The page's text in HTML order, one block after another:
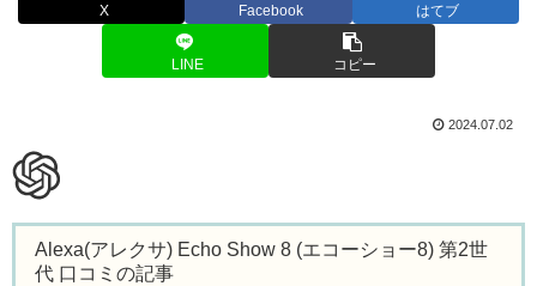
X Facebook はてブ
LINE コピー
2024.07.02
Alexa(アレクサ) Echo Show 8 (エコーショー8) 第2世
代 口コミの記事